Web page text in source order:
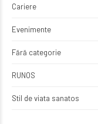
Cariere
Evenimente
Fără categorie
RUNOS
Stil de viata sanatos